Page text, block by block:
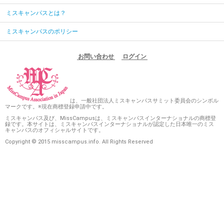
ミスキャンパスとは？
ミスキャンパスのポリシー
お問い合わせ ログイン
は、一般社団法人ミスキャンパスサミット委員会のシンボル
マークです。※現在商標登録申請中です。
ミスキャンパス及び、MissCampusは、ミスキャンパスインターナショナルの商標登
録です。本サイトは、ミスキャンパスインターナショナルが認定した日本唯一のミス
キャンパスのオフィシャルサイトです。
Copyright © 2015 misscampus.info. All Rights Reserved